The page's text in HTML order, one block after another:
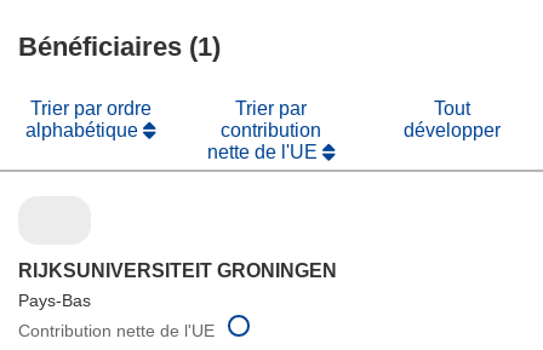
Bénéficiaires (1)
Trier par ordre
alphabétique
Trier par
contribution
nette de l'UE
Tout
développer
RIJKSUNIVERSITEIT GRONINGEN
Pays-Bas
Contribution nette de l'UE